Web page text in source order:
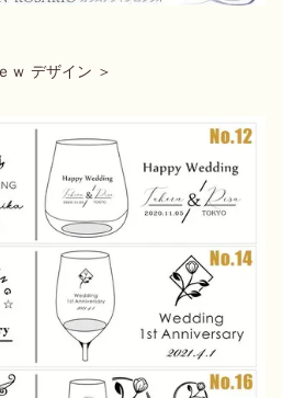
ｗ デザイン ＞